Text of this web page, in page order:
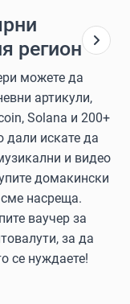
регион
можете да
артикули,
Solana и 200+
дали искате да
и видео
домакински
насреща.
ваучер за
за да
се нуждаете!